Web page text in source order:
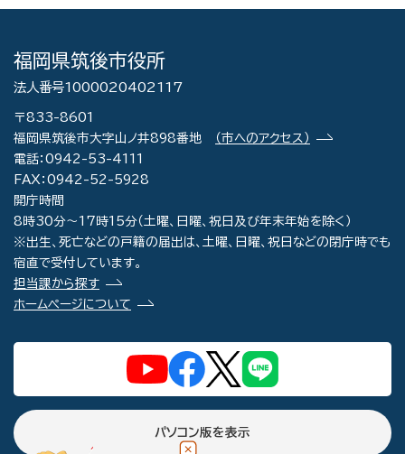
福岡県筑後市役所
法人番号1000020402117
〒833-8601
福岡県筑後市大字山ノ井898番地
（市へのアクセス）
電話：0942-53-4111
FAX：0942-52-5928
開庁時間
8時30分～17時15分（土曜、日曜、祝日及び年末年始を除く）
※出生、死亡などの戸籍の届出は、土曜、日曜、祝日などの閉庁時でも
宿直で受付しています。
担当課から探す
ホームページについて
パソコン版を表示